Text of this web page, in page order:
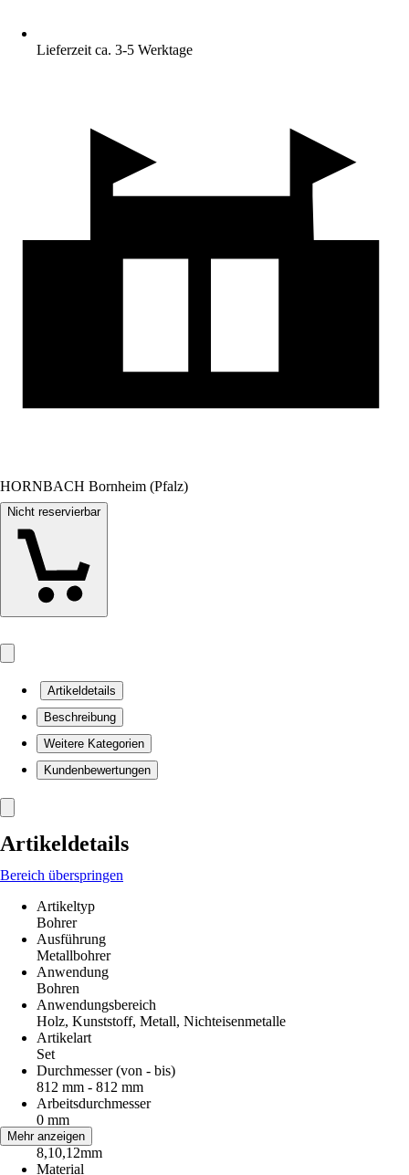
Lieferzeit ca. 3-5 Werktage
HORNBACH Bornheim (Pfalz)
Nicht reservierbar
Artikeldetails
Beschreibung
Weitere Kategorien
Kundenbewertungen
Artikeldetails
Bereich überspringen
Artikeltyp
Bohrer
Ausführung
Metallbohrer
Anwendung
Bohren
Anwendungsbereich
Holz, Kunststoff, Metall, Nichteisenmetalle
Artikelart
Set
Durchmesser (von - bis)
812 mm - 812 mm
Arbeitsdurchmesser
0 mm
Größe
8,10,12mm
Material
Mehr anzeigen